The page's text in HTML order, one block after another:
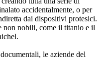
accidentalmente, o per
dai dispositivi protesici.
non nobili, come il titanio e il
le aziende del